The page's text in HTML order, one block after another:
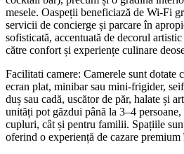
mesele. Oaspeții beneficiază de Wi-Fi
servicii de concierge și parcare în
sofisticată, accentuată de decorul
către confort și experiențe culinare
Facilitati camere: Camerele sunt dotate
ecran plat, minibar sau mini-frigider,
duș sau cadă, uscător de păr, halate și
unități pot găzdui până la 3–4
cupluri, cât și pentru familii. Spațiile
oferind o experiență de cazare